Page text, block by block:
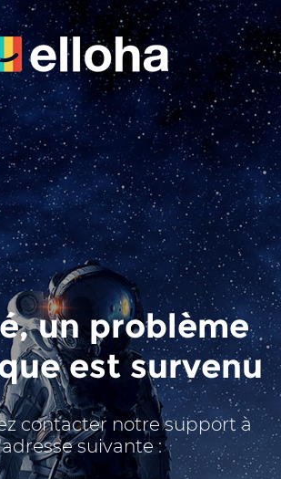
un problème
est survenu
contacter notre support à
suivante :